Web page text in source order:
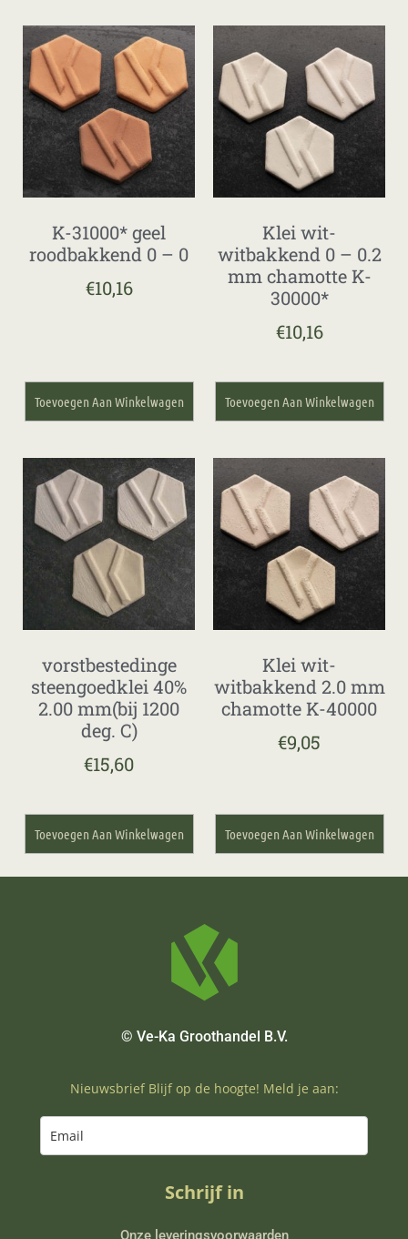
K-31000* geel
roodbakkend 0 – 0
€10,16
Toevoegen Aan Winkelwagen
Klei wit-
witbakkend 0 – 0.2
mm chamotte K-
30000*
€10,16
Toevoegen Aan Winkelwagen
vorstbestedinge
steengoedklei 40%
2.00 mm(bij 1200
deg. C)
€15,60
Toevoegen Aan Winkelwagen
Klei wit-
witbakkend 2.0 mm
chamotte K-40000
€9,05
Toevoegen Aan Winkelwagen
© Ve-Ka Groothandel B.V.
Nieuwsbrief Blijf op de hoogte! Meld je aan:
Schrijf in
Onze leveringsvoorwaarden